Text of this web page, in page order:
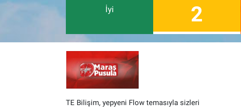
İyi 2
TE Bilişim, yepyeni Flow temasıyla sizleri